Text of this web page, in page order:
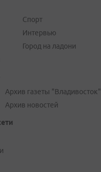
Спорт
Интервью
Город на ладони
Архив газеты "Владивосток"
Архив новостей